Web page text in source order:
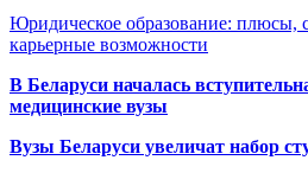
Юридическое образование: плюсы,
карьерные возможности
В Беларуси началась
медицинские вузы
Вузы Беларуси увеличат набор